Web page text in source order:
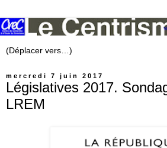
mercredi 7 juin 2017
Législatives 2017.
LREM